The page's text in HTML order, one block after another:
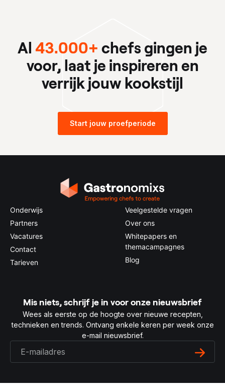
Al 43.000+ chefs gingen je
voor, laat je inspireren en
verrijk jouw kookstijl
Start jouw proefperiode
Onderwijs
Partners
Vacatures
Contact
Tarieven
Veelgestelde vragen
Over ons
Whitepapers en
themacampagnes
Blog
Mis niets, schrijf je in voor onze nieuwsbrief
Wees als eerste op de hoogte over nieuwe recepten,
technieken en trends. Ontvang enkele keren per week onze
e-mail nieuwsbrief.